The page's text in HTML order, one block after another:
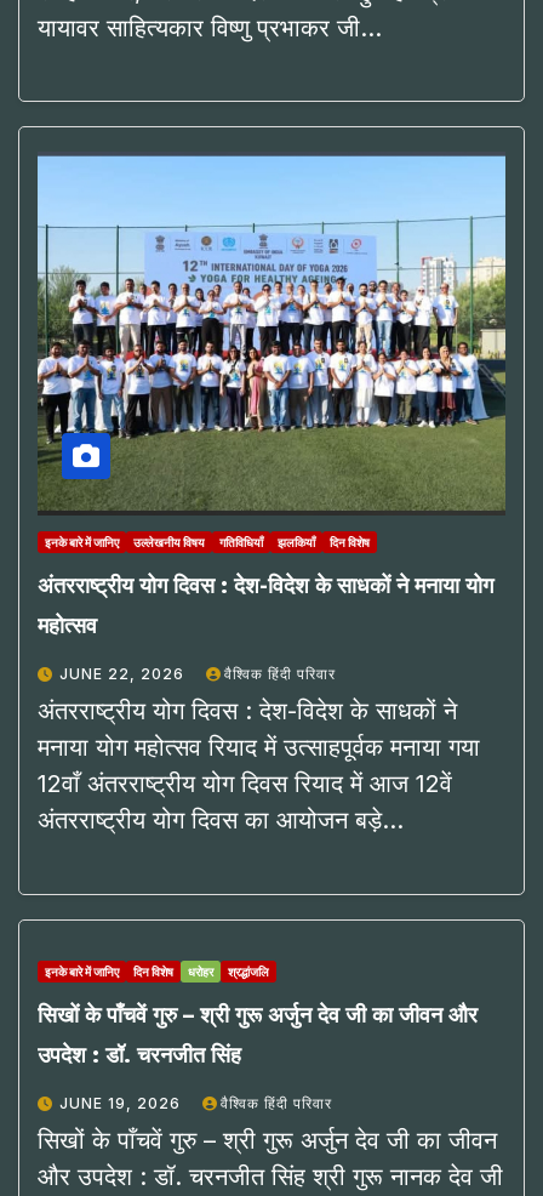
यायावर साहित्यकार विष्णु प्रभाकर जी…
इनके बारे में जानिए उल्लेखनीय विषय गतिविधियाँ झलकियाँ दिन विशेष
अंतरराष्ट्रीय योग दिवस : देश-विदेश के साधकों ने मनाया योग
महोत्सव
JUNE 22, 2026 वैश्विक हिंदी परिवार
अंतरराष्ट्रीय योग दिवस : देश-विदेश के साधकों ने
मनाया योग महोत्सव रियाद में उत्साहपूर्वक मनाया गया
12वाँ अंतरराष्ट्रीय योग दिवस रियाद में आज 12वें
अंतरराष्ट्रीय योग दिवस का आयोजन बड़े…
इनके बारे में जानिए दिन विशेष धरोहर श्रद्धांजलि
सिखों के पाँचवें गुरु – श्री गुरू अर्जुन देव जी का जीवन और
उपदेश : डॉ. चरनजीत सिंह
JUNE 19, 2026 वैश्विक हिंदी परिवार
सिखों के पाँचवें गुरु – श्री गुरू अर्जुन देव जी का जीवन
और उपदेश : डॉ. चरनजीत सिंह श्री गुरू नानक देव जी